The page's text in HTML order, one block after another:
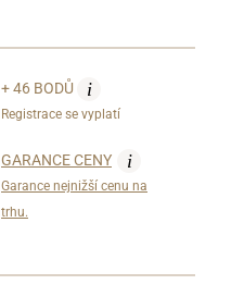
+ 46 BODŮ i
Registrace se vyplatí
GARANCE CENY i
Garance nejnižší cenu na
trhu.